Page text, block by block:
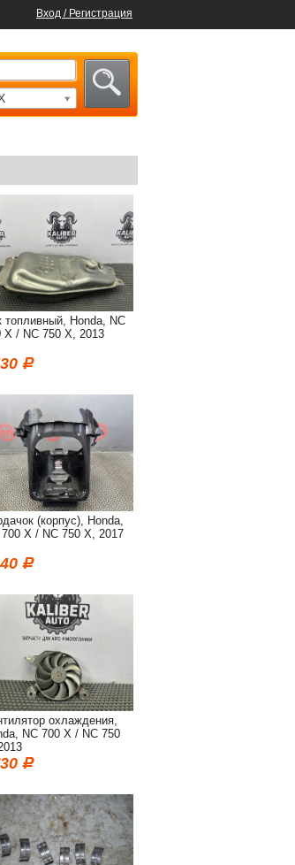
Вход / Регистрация
топливный, Honda, NC
X / NC 750 X, 2013
(корпус), Honda,
700 X / NC 750 X, 2017
охлаждения,
NC 700 X / NC 750